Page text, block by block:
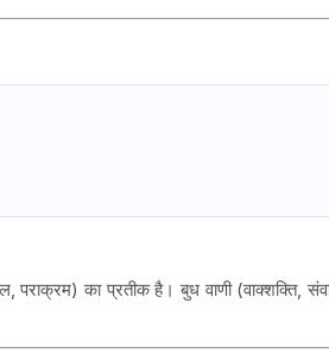
का प्रतीक है। बुध वाणी (वाक्शक्ति,